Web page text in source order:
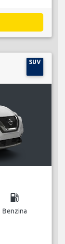
SUV
local_gas_station
Benzina